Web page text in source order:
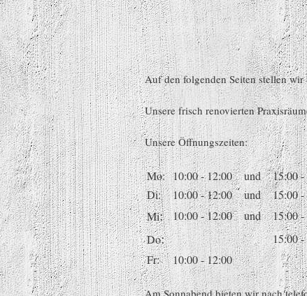
Auf den folgenden Seiten stellen
Unsere frisch renovierten
Unsere Öffnungszeiten:
Mo: 10:00 - 12:00 und
15:00
Di:
10:00 - 12:00 und
15:00
Mi: 10:00 - 12:00 und
15:00
Do:
15:00
Fr:
10:00 - 12:00
Am Sonnabend bieten wir nach